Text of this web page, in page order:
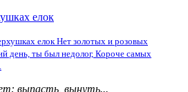
елок
елок Нет золотых и розовых
день, ты был недолог, Короче самых
выпасть, вынуть...